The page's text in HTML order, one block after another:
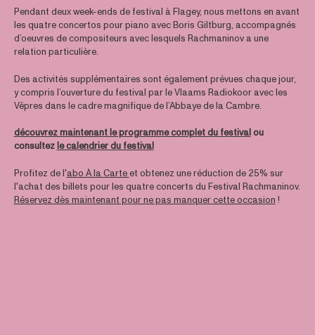
Pendant deux week-ends de festival à Flagey, nous mettons en avant
les quatre concertos pour piano avec Boris Giltburg, accompagnés
d’oeuvres de compositeurs avec lesquels Rachmaninov a une
relation particulière.
Des activités supplémentaires sont également prévues chaque jour,
y compris l’ouverture du festival par le Vlaams Radiokoor avec les
Vêpres dans le cadre magnifique de l’Abbaye de la Cambre.
découvrez maintenant le programme complet du festivalou
consultezle calendrier du festival
Profitez de l'abo À la Carteet obtenez une réduction de 25% sur
l'achat des billets pour les quatre concerts du Festival Rachmaninov.
Réservez dès maintenant pour ne pas manquer cette occasion !